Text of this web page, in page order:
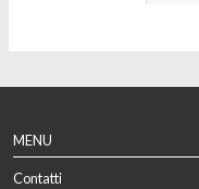
MENU
Contatti